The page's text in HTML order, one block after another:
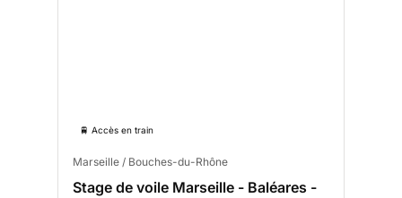
🚆 Accès en train
Marseille / Bouches-du-Rhône
Stage de voile Marseille - Baléares -